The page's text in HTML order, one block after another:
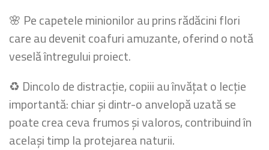
🌸 Pe capetele minionilor au prins rădăcini flori
care au devenit coafuri amuzante, oferind o notă
veselă întregului proiect.
♻️ Dincolo de distracție, copiii au învățat o lecție
importantă: chiar și dintr-o anvelopă uzată se
poate crea ceva frumos și valoros, contribuind în
același timp la protejarea naturii.